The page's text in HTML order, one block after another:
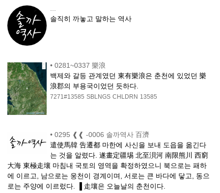
솔직히 까놓고 말하는 역사
• 0281~0337 樂浪
백제와 갈등 관계였던 東有樂浪은 춘천에 있었던 樂
浪郡의 부용국이었던 듯하다.
7271#13585 SBLNGS CHLDRN 13585
• 0295 ❰❰ -0006 솔까역사 百濟
遣使馬韓 告遷都 마한에 사신을 보내 도읍을 옮긴다
는 것을 알렸다. 遂畫定疆埸 北至浿河 南限熊川 西窮
大海 東極走壤 마침내 국토의 영역을 확정하였으니 북으로는 패하
에 이르고, 남으로는 웅천이 경계이며, 서로는 큰 바다에 닿고, 동으
로는 주양에 이르렀다. ▐ 走壤은 오늘날의 춘천이다.